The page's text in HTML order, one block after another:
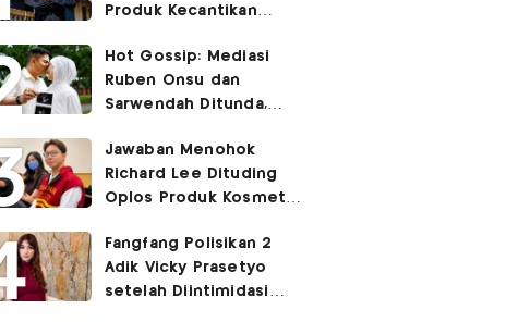
Produk Kecantikan
ke Ani-Ani
Hot Gossip: Mediasi
Ruben Onsu dan
Sarwendah Ditunda,
Ketiga
Jawaban Menohok
Richard Lee Dituding
Oplos Produk Kosmetik
Fangfang Polisikan 2
Adik Vicky Prasetyo
setelah Diintimidasi